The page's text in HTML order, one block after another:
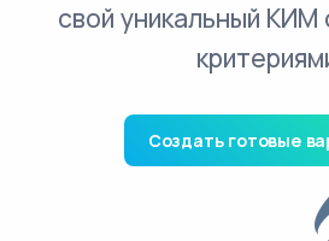
свой уникальный КИМ
Создать готовые